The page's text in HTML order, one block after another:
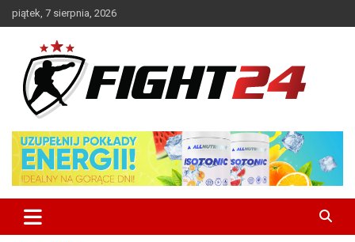
Skip
to
piątek, 7 sierpnia, 2026
FIGHT24.PL – MMA i K-1, UFC